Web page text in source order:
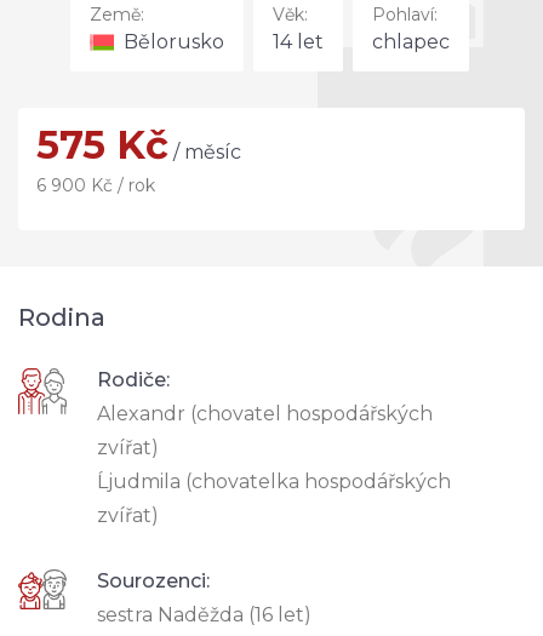
Země:
Bělorusko
Věk:
14 let
Pohlaví:
chlapec
575 Kč / měsíc
6 900 Kč / rok
Rodina
Rodiče:
Alexandr (chovatel hospodářských
zvířat)
Ĺjudmila (chovatelka hospodářských
zvířat)
Sourozenci:
sestra Naděžda (16 let)